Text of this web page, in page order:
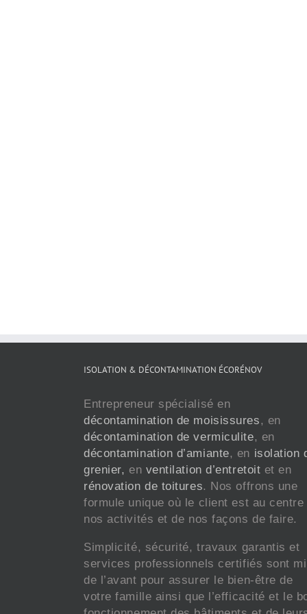
ISOLATION & DÉCONTAMINATION ÉCORÉNOV
Entrepreneur spécialisé en
décontamination de moisissures, en
décontamination de vermiculite, en
décontamination d’amiante, en isolation
grenier, en ventilation d’entretoit et en
rénovation de toitures. Nos offrons une
formule unique où le client est au centre
nos activités et de nos façons de faire.
Simplicité, sécurité, travaux garantis et
services professionnels certifiés sont
de l’avant pour assurer le bien-être de
votre famille ainsi que l’efficacité et le